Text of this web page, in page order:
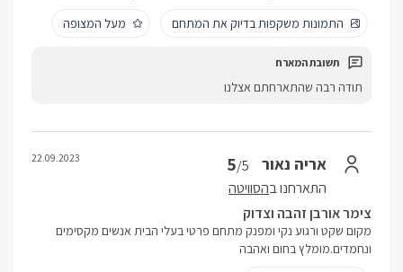
התמונות משקפות בדיוק את המתחם
מעל המצופה
תודה רבה שהתארחתם אצלנו
אריה נאור 5/5
התארחנו בהסוויטה
22.09.2023
צימר אורבן זהבה וצדוק
מקום שקט ורגוע נקי ומפנק מתחם פרטי בעלי הבית אנשים מקסימים
ונחמדים.מומלץ בחום ואהבה